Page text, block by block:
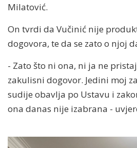
Milatović.
On tvrdi da Vučinić nije
dogovora, te da se zato o njoj
- Zato što ni ona, ni ja ne
zakulisni dogovor. Jedini moj
sudije obavlja po Ustavu i
ona danas nije izabrana -